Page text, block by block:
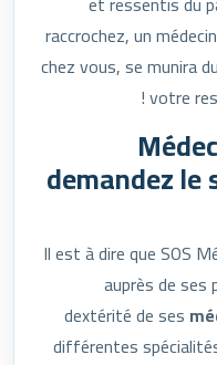
raccrochez, un
chez vous, se munira
votre
demandez le
Il est à dire que SOS
auprès de ses
dextérité de ses
différentes